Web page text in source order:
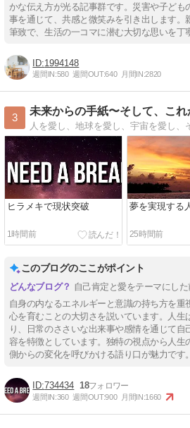
かな伝え方が光る記事群です。災害や子ども
事を通じて、共感と微笑みを引き出します。
筆致で、生活の一コマに潜む大切な思いを丁
1994148
週間IN:580 週間OUT:640 月間IN:2820
3
未来からの手紙〜そして、これ
ヒラメキで現状突破
1時間前
夢を実現する
25時間前
このブログのここがポイント
自己肯定と愛をテーマにし
自身の内なるエネルギーと意識の持ち方を重
心を育むことの大切さを説いています。人生
り、日常のささいな出来事や感情を通じて
容を特徴としています。独特の視点から人生
側からの変化を呼びかける語り口が魅力です。
734434 18
週間IN:360 週間OUT:900 月間IN:1660